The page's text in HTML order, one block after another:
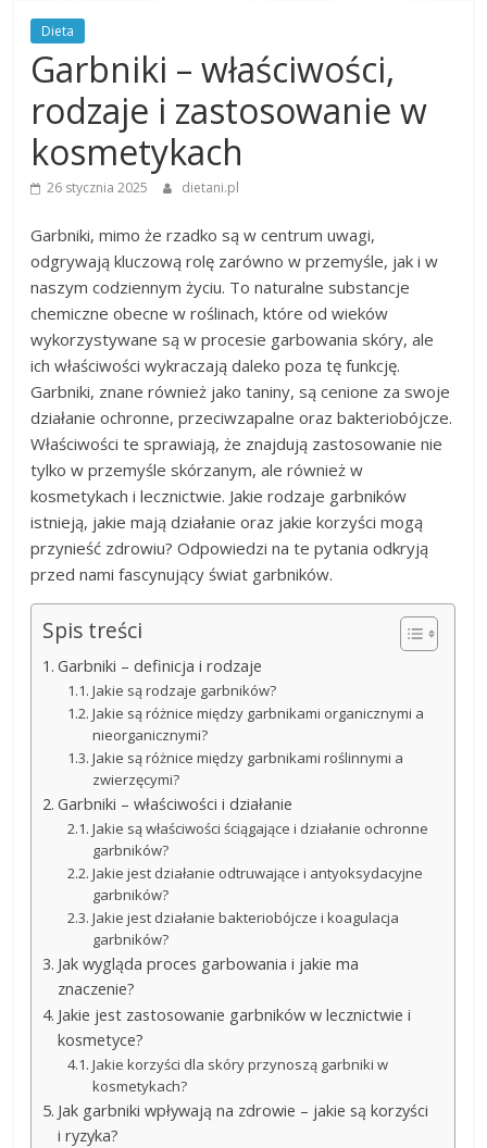
Dieta
Garbniki – właściwości,
rodzaje i zastosowanie w
kosmetykach
26 stycznia 2025 dietani.pl
Garbniki, mimo że rzadko są w centrum uwagi,
odgrywają kluczową rolę zarówno w przemyśle, jak i w
naszym codziennym życiu. To naturalne substancje
chemiczne obecne w roślinach, które od wieków
wykorzystywane są w procesie garbowania skóry, ale
ich właściwości wykraczają daleko poza tę funkcję.
Garbniki, znane również jako taniny, są cenione za swoje
działanie ochronne, przeciwzapalne oraz bakteriobójcze.
Właściwości te sprawiają, że znajdują zastosowanie nie
tylko w przemyśle skórzanym, ale również w
kosmetykach i lecznictwie. Jakie rodzaje garbników
istnieją, jakie mają działanie oraz jakie korzyści mogą
przynieść zdrowiu? Odpowiedzi na te pytania odkryją
przed nami fascynujący świat garbników.
Spis treści
Garbniki – definicja i rodzaje
Jakie są rodzaje garbników?
Jakie są różnice między garbnikami organicznymi a
nieorganicznymi?
Jakie są różnice między garbnikami roślinnymi a
zwierzęcymi?
Garbniki – właściwości i działanie
Jakie są właściwości ściągające i działanie ochronne
garbników?
Jakie jest działanie odtruwające i antyoksydacyjne
garbników?
Jakie jest działanie bakteriobójcze i koagulacja
garbników?
Jak wygląda proces garbowania i jakie ma
znaczenie?
Jakie jest zastosowanie garbników w lecznictwie i
kosmetyce?
Jakie korzyści dla skóry przynoszą garbniki w
kosmetykach?
Jak garbniki wpływają na zdrowie – jakie są korzyści
i ryzyka?